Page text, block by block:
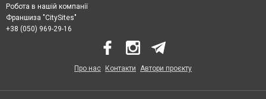
Робота в нашій компанії
Франшиза "CitySites"
+38 (050) 969-29-16
Про нас Контакти Автори проєкту